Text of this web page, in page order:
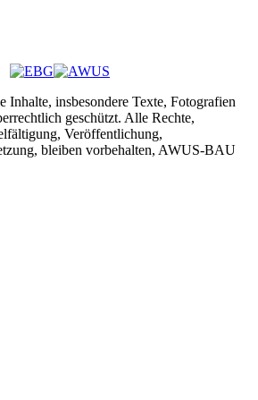
insbesondere Texte, Fotografien
geschützt. Alle Rechte,
Veröffentlichung,
bleiben vorbehalten, AWUS-BAU